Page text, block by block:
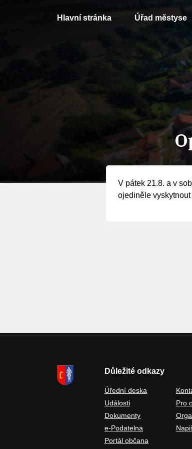
Hlavní stránka Úřad městyse
V pátek 21.8. a v
ojediněle
Důležité odkazy
Úřední deska
Události
Dokumenty
e-Podatelna
Portál občana
Pro